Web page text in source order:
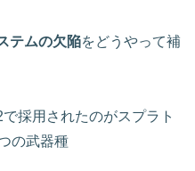
テムの欠陥をどうやって補
採用されたのがスプラト
の武器種